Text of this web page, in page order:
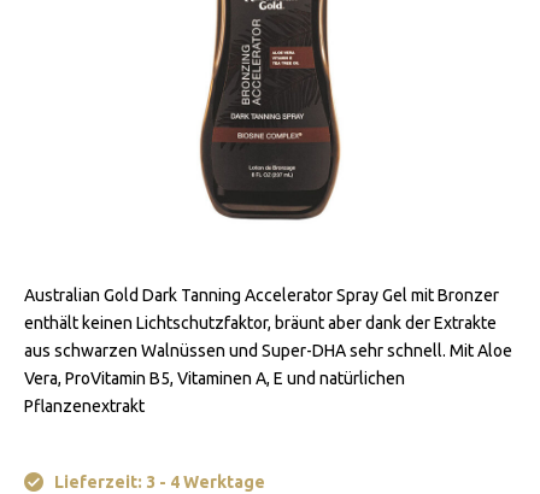
Australian Gold Dark Tanning Accelerator Spray Gel mit Bronzer
enthält keinen Lichtschutzfaktor, bräunt aber dank der Extrakte
aus schwarzen Walnüssen und Super-DHA sehr schnell. Mit Aloe
Vera, ProVitamin B5, Vitaminen A, E und natürlichen
Pflanzenextrakt
Lieferzeit: 3 - 4 Werktage